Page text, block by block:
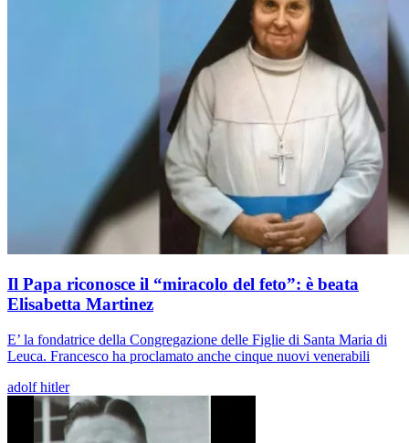
Il Papa riconosce il “miracolo del feto”: è beata
Elisabetta Martinez
E’ la fondatrice della Congregazione delle Figlie di Santa Maria di
Leuca. Francesco ha proclamato anche cinque nuovi venerabili
adolf hitler